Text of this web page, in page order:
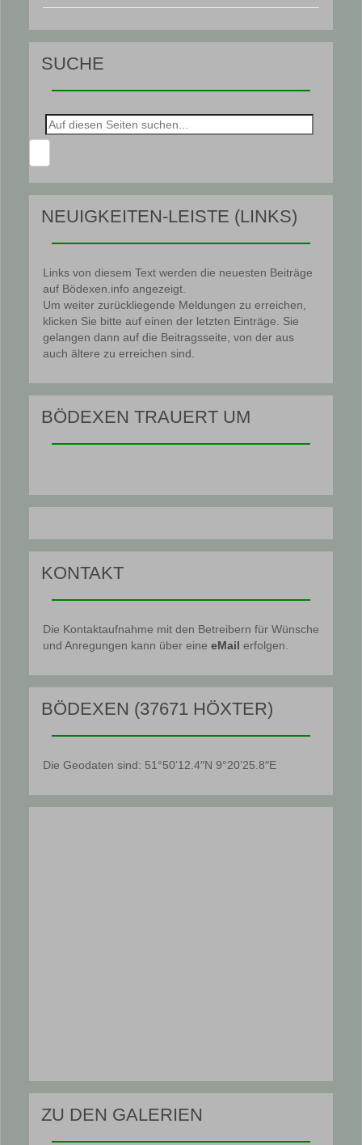
SUCHE
Suche
nach:
NEUIGKEITEN-LEISTE (LINKS)
Links von diesem Text werden die neuesten Beiträge
auf Bödexen.info angezeigt.
Um weiter zurückliegende Meldungen zu erreichen,
klicken Sie bitte auf einen der letzten Einträge. Sie
gelangen dann auf die Beitragsseite, von der aus
auch ältere zu erreichen sind.
BÖDEXEN TRAUERT UM
KONTAKT
Die Kontaktaufnahme mit den Betreibern für Wünsche
und Anregungen kann über eine eMail erfolgen.
BÖDEXEN (37671 HÖXTER)
Die Geodaten sind: 51°50’12.4″N 9°20’25.8″E
ZU DEN GALERIEN